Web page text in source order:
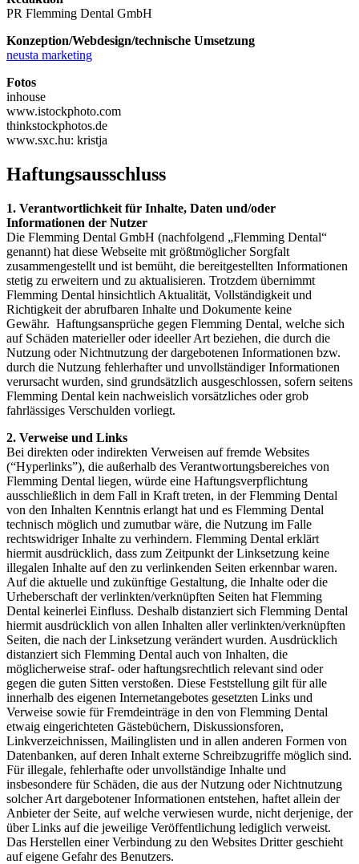
PR Flemming Dental GmbH
Konzeption/Webdesign/technische Umsetzung
neusta marketing
Fotos
inhouse
www.istockphoto.com
thinkstockphotos.de
www.sxc.hu: kristja
Haftungsausschluss
1. Verantwortlichkeit für Inhalte, Daten und/oder
Informationen der Nutzer
Die Flemming Dental GmbH (nachfolgend „Flemming Dental“
genannt) hat diese Webseite mit größtmöglicher Sorgfalt
zusammengestellt und ist bemüht, die bereitgestellten Informationen
stetig zu erweitern und zu aktualisieren. Trotzdem übernimmt
Flemming Dental hinsichtlich Aktualität, Vollständigkeit und
Richtigkeit der abrufbaren Inhalte und Dokumente keine
Gewähr. Haftungsansprüche gegen Flemming Dental, welche sich
auf Schäden materieller oder ideeller Art beziehen, die durch die
Nutzung oder Nichtnutzung der dargebotenen Informationen bzw.
durch die Nutzung fehlerhafter und unvollständiger Informationen
verursacht wurden, sind grundsätzlich ausgeschlossen, sofern seitens
Flemming Dental kein nachweislich vorsätzliches oder grob
fahrlässiges Verschulden vorliegt.
2. Verweise und Links
Bei direkten oder indirekten Verweisen auf fremde Websites
(“Hyperlinks”), die außerhalb des Verantwortungsbereiches von
Flemming Dental liegen, würde eine Haftungsverpflichtung
ausschließlich in dem Fall in Kraft treten, in der Flemming Dental
von den Inhalten Kenntnis erlangt hat und es Flemming Dental
technisch möglich und zumutbar wäre, die Nutzung im Falle
rechtswidriger Inhalte zu verhindern. Flemming Dental erklärt
hiermit ausdrücklich, dass zum Zeitpunkt der Linksetzung keine
illegalen Inhalte auf den zu verlinkenden Seiten erkennbar waren.
Auf die aktuelle und zukünftige Gestaltung, die Inhalte oder die
Urheberschaft der verlinkten/verknüpften Seiten hat Flemming
Dental keinerlei Einfluss. Deshalb distanziert sich Flemming Dental
hiermit ausdrücklich von allen Inhalten aller verlinkten/verknüpften
Seiten, die nach der Linksetzung verändert wurden. Ausdrücklich
distanziert sich Flemming Dental auch von Inhalten, die
möglicherweise straf- oder haftungsrechtlich relevant sind oder
gegen die guten Sitten verstoßen. Diese Feststellung gilt für alle
innerhalb des eigenen Internetangebotes gesetzten Links und
Verweise sowie für Fremdeinträge in den von Flemming Dental
etwaig eingerichteten Gästebüchern, Diskussionsforen,
Linkverzeichnissen, Mailinglisten und in allen anderen Formen von
Datenbanken, auf deren Inhalt externe Schreibzugriffe möglich sind.
Für illegale, fehlerhafte oder unvollständige Inhalte und
insbesondere für Schäden, die aus der Nutzung oder Nichtnutzung
solcher Art dargebotener Informationen entstehen, haftet allein der
Anbieter der Seite, auf welche verwiesen wurde, nicht derjenige, der
über Links auf die jeweilige Veröffentlichung lediglich verweist.
Das Herstellen einer Verbindung zu den Websites Dritter geschieht
auf eigene Gefahr des Benutzers.